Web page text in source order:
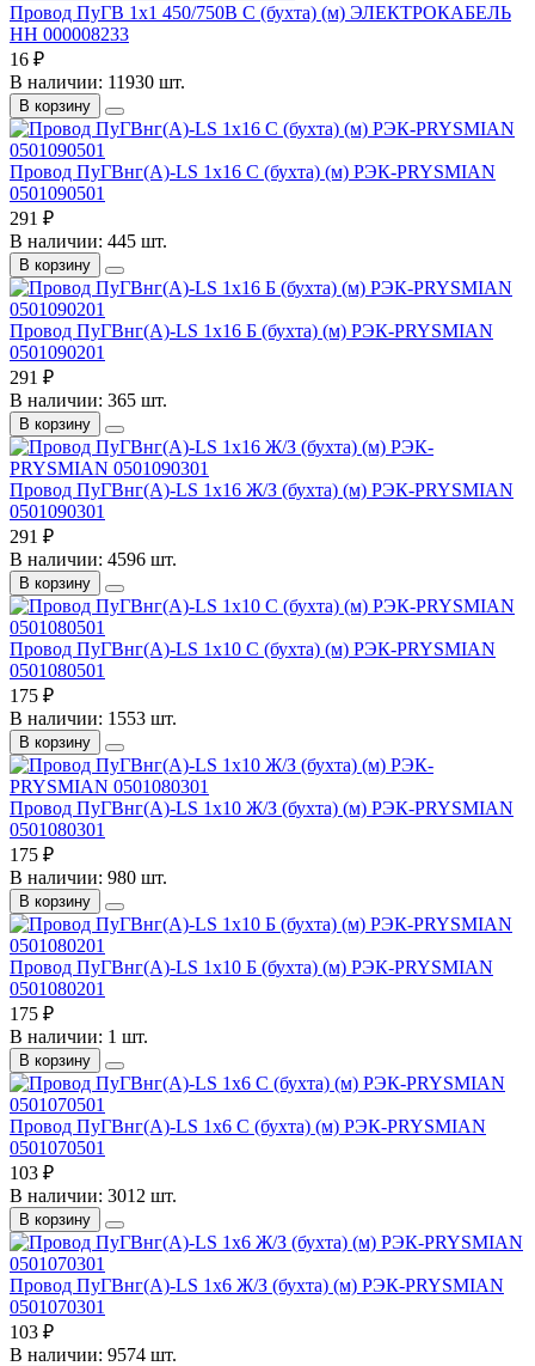
Провод ПуГВ 1х1 450/750В С (бухта) (м) ЭЛЕКТРОКАБЕЛЬ
НН 000008233
16 ₽
В наличии: 11930 шт.
В корзину
Провод ПуГВнг(А)-LS 1х16 С (бухта) (м) РЭК-PRYSMIAN
0501090501
291 ₽
В наличии: 445 шт.
В корзину
Провод ПуГВнг(А)-LS 1х16 Б (бухта) (м) РЭК-PRYSMIAN
0501090201
291 ₽
В наличии: 365 шт.
В корзину
Провод ПуГВнг(А)-LS 1х16 Ж/З (бухта) (м) РЭК-PRYSMIAN
0501090301
291 ₽
В наличии: 4596 шт.
В корзину
Провод ПуГВнг(А)-LS 1х10 С (бухта) (м) РЭК-PRYSMIAN
0501080501
175 ₽
В наличии: 1553 шт.
В корзину
Провод ПуГВнг(А)-LS 1х10 Ж/З (бухта) (м) РЭК-PRYSMIAN
0501080301
175 ₽
В наличии: 980 шт.
В корзину
Провод ПуГВнг(А)-LS 1х10 Б (бухта) (м) РЭК-PRYSMIAN
0501080201
175 ₽
В наличии: 1 шт.
В корзину
Провод ПуГВнг(А)-LS 1х6 С (бухта) (м) РЭК-PRYSMIAN
0501070501
103 ₽
В наличии: 3012 шт.
В корзину
Провод ПуГВнг(А)-LS 1х6 Ж/З (бухта) (м) РЭК-PRYSMIAN
0501070301
103 ₽
В наличии: 9574 шт.